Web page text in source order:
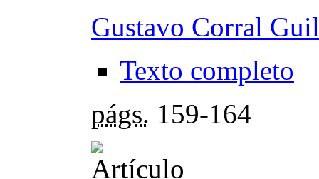
Gustavo Corral
Texto completo
págs. 159-164